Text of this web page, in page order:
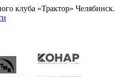
клуба «Трактор» Челябинск.